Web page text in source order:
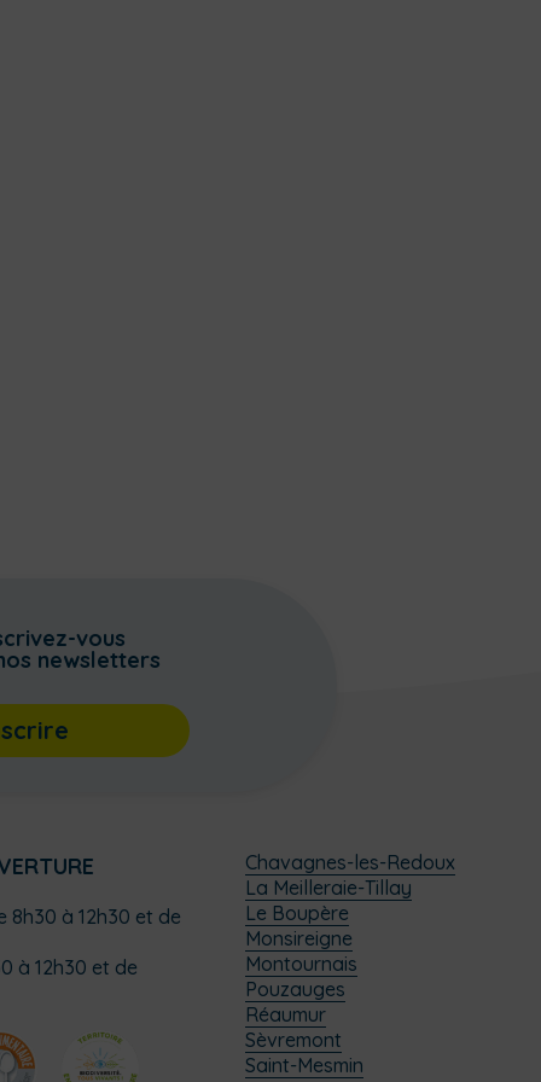
vous
newsletters
8h30 à 12h30 et de
à 12h30 et de
Chavagnes-les-Redoux
La Meilleraie-Tillay
Le Boupère
Monsireigne
Montournais
Pouzauges
Réaumur
Sèvremont
Saint-Mesmin